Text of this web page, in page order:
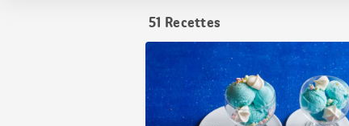
51 Recettes